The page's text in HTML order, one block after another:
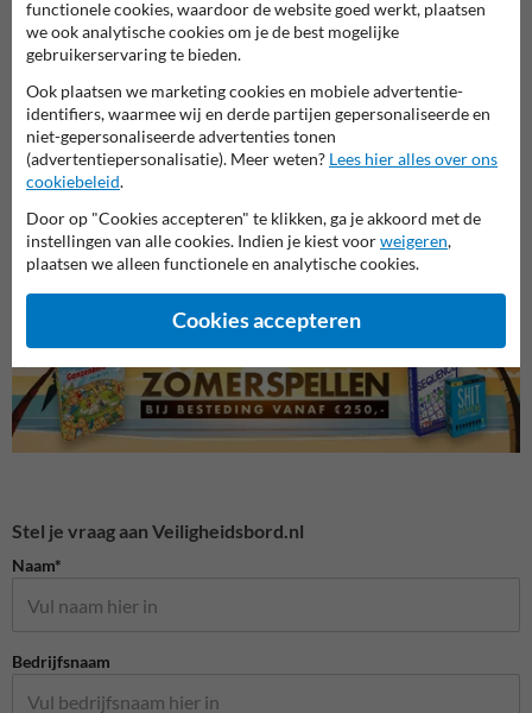
Reddingsborden
terrein
Stel je vraag aan Veiligheidsbord.nl
Naam*
Bedrijfsnaam
functionele cookies, waardoor de website goed werkt, plaatsen
we ook analytische cookies om je de best mogelijke
gebruikerservaring te bieden.
Ook plaatsen we marketing cookies en mobiele advertentie-
identifiers, waarmee wij en derde partijen gepersonaliseerde en
niet-gepersonaliseerde advertenties tonen
(advertentiepersonalisatie). Meer weten? Lees hier alles over ons
cookiebeleid.
Door op "Cookies accepteren" te klikken, ga je akkoord met de
instellingen van alle cookies. Indien je kiest voorweigeren,
plaatsen we alleen functionele en analytische cookies.
Cookies accepteren